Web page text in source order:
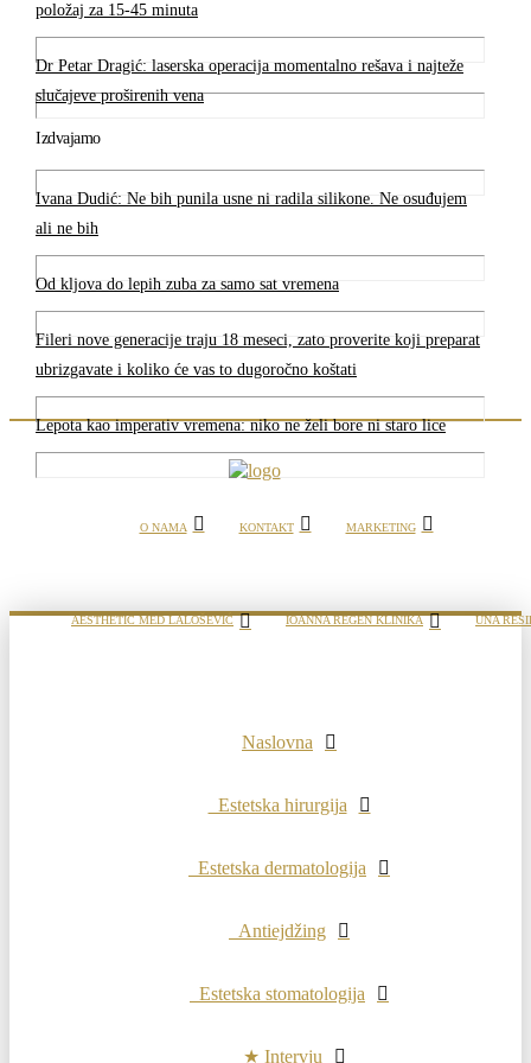
položaj za 15-45 minuta
Dr Petar Dragić: laserska operacija momentalno rešava i najteže
slučajeve proširenih vena
Izdvajamo
Ivana Dudić: Ne bih punila usne ni radila silikone. Ne osuđujem
ali ne bih
Od kljova do lepih zuba za samo sat vremena
Fileri nove generacije traju 18 meseci, zato proverite koji preparat
ubrizgavate i koliko će vas to dugoročno koštati
Lepota kao imperativ vremena: niko ne želi bore ni staro lice
O NAMA KONTAKT MARKETING
AESTHETIC MED LALOŠEVIĆ IOANNA REGEN KLINIKA UNA
Naslovna
Estetska hirurgija
Estetska dermatologija
Antiejdžing
Estetska stomatologija
★ Intervju